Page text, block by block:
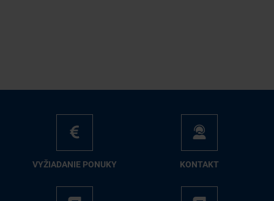
VY­ŽIA­DA­NIE PO­NU­KY KON­TAKT